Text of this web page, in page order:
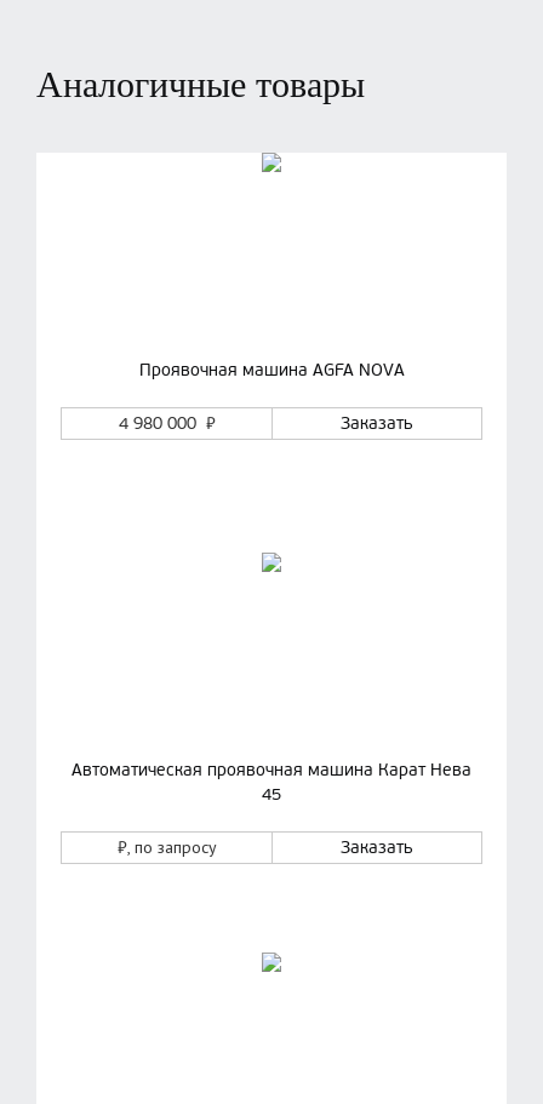
Аналогичные товары
Проявочная машина AGFA NOVA
4 980 000 ₽ Заказать
Автоматическая проявочная машина Карат Нева
45
₽, по запросу Заказать